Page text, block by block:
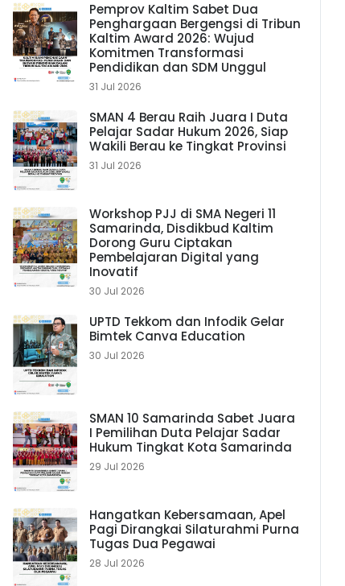
Pemprov Kaltim Sabet Dua
Penghargaan Bergengsi di Tribun
Kaltim Award 2026: Wujud
Komitmen Transformasi
Pendidikan dan SDM Unggul
31 Jul 2026
SMAN 4 Berau Raih Juara I Duta
Pelajar Sadar Hukum 2026, Siap
Wakili Berau ke Tingkat Provinsi
31 Jul 2026
Workshop PJJ di SMA Negeri 11
Samarinda, Disdikbud Kaltim
Dorong Guru Ciptakan
Pembelajaran Digital yang
Inovatif
30 Jul 2026
UPTD Tekkom dan Infodik Gelar
Bimtek Canva Education
30 Jul 2026
SMAN 10 Samarinda Sabet Juara
I Pemilihan Duta Pelajar Sadar
Hukum Tingkat Kota Samarinda
29 Jul 2026
Hangatkan Kebersamaan, Apel
Pagi Dirangkai Silaturahmi Purna
Tugas Dua Pegawai
28 Jul 2026